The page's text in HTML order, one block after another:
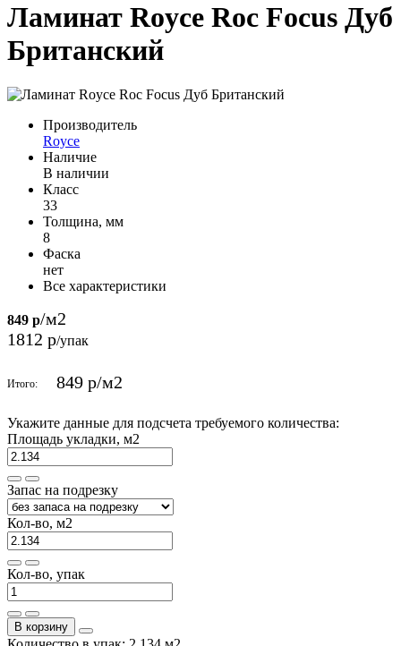
Ламинат Royce Roc Focus Дуб
Британский
Производитель
Royce
Наличие
В наличии
Класс
33
Толщина, мм
8
Фаска
нет
Все характеристики
849 р/м2
1812 р/упак
Итого: 849 р/м2
Укажите данные для подсчета требуемого количества:
Площадь укладки, м2
Запас на подрезку
Кол-во, м2
Кол-во, упак
В корзину